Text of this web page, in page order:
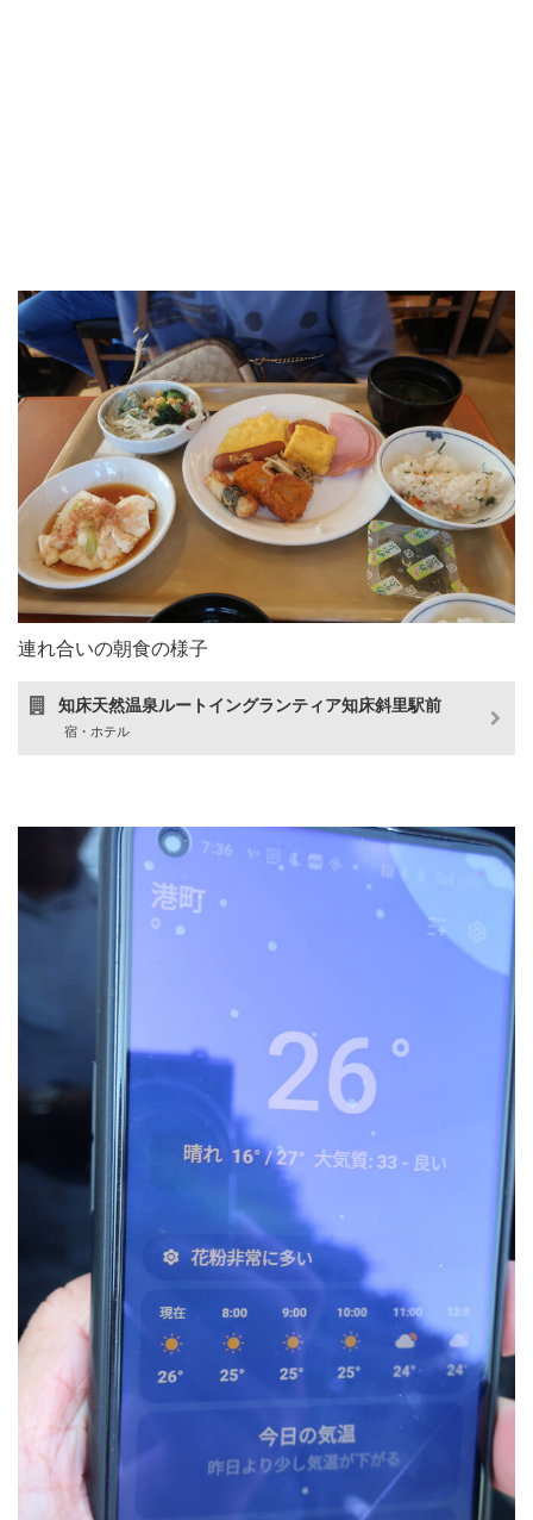
連れ合いの朝食の様子
知床天然温泉ルートイングランティア知床斜里駅前
宿・ホテル